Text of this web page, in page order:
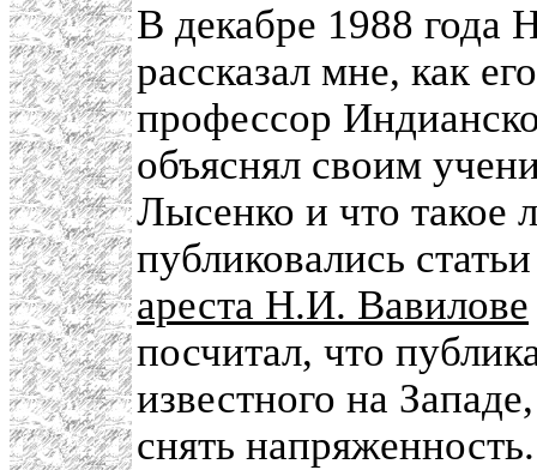
В декабре 1988 года
рассказал мне, как
профессор
объяснял своим
Лысенко и что такое
публиковались
ареста Н.И. Вавилове
посчитал, что
известного на
снять напряженность.